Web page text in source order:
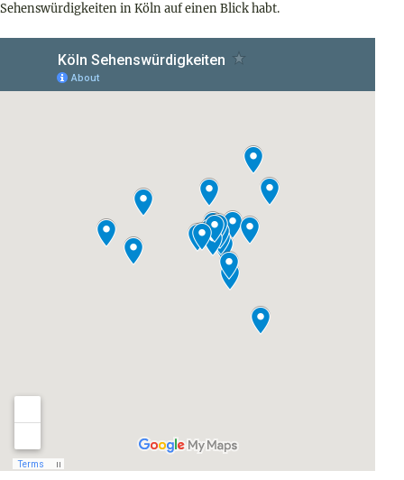
Sehenswürdigkeiten in Köln auf einen Blick habt.